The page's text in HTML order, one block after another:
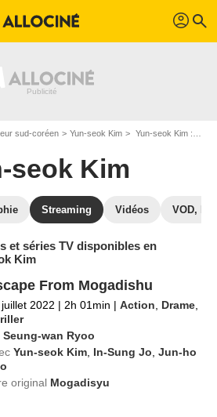
profil search
sud-coréen Yun-seok Kim Yun-seok Kim : Films et séries online
seok Kim
Streaming Vidéos VOD,
et séries TV disponibles en
Kim
From Mogadishu
2022 | 2h 01min | Action Drame
Seung-wan Ryoo
Yun-seok Kim In-Sung Jo ,Jun-ho
original Mogadisyu